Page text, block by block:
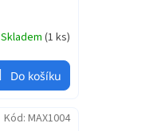
Skladem (1 ks)
Do košíku
Kód: MAX1004